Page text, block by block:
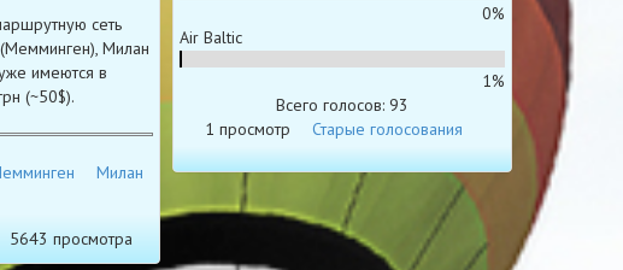
сеть
Милан
имеются в
(~50$).
Милан
5643 просмотра
0%
Air Baltic
1%
Всего голосов: 93
1 просмотр
Старые голосования